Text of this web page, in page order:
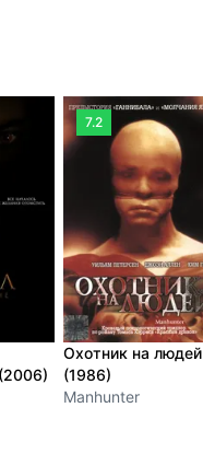
7.2
Охотник на людей
(1986)
Manhunter